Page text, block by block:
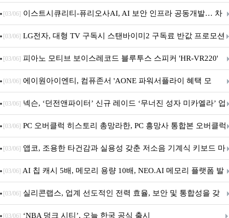
무상 배포
[03/06] 이스트시큐리티-퓨리오사AI, AI 보안 인프라 공동개발… 차
세대 AI 보안 플랫폼 구축
[03/06] LG전자, 대형 TV 구독시 스탠바이미2 구독료 반값 프로모션
[03/06] 피아노 모티브 보이스레코드 블루투스 스피커 'HR-VR220'
출시
[03/06] 에이원아이엔티, 컴퓨존서 'AONE 파워서플라이 혜택 모
음.ZIP' 이벤트 진행
[03/06] 넥슨, ‘던전앤파이터’ 신규 레이드 ‘무너진 성자 미카엘라’ 업
데이트!
[03/06] PC 오버클럭 히스토리 총망라한, PC 흥망사 통합본 오버클럭
특집(1-4편)
[03/06] 앱코, 조용한 타건감과 실용성 갖춘 저소음 기계식 키보드 마
우스 세트 'KM580' 출시
[03/06] AI 칩 캐시 5배, 메모리 용량 10배, NEO.AI 메모리 플랫폼 발
표
[03/06] 실리콘랩스, 업계 선도적인 전력 효율, 보안 및 통합성을 갖
춘 초저전력 블루투스 LE SoC ‘BG2B’ 공개
[03/06] ‘NBA 덩크 시티’, 오늘 한국 공식 출시